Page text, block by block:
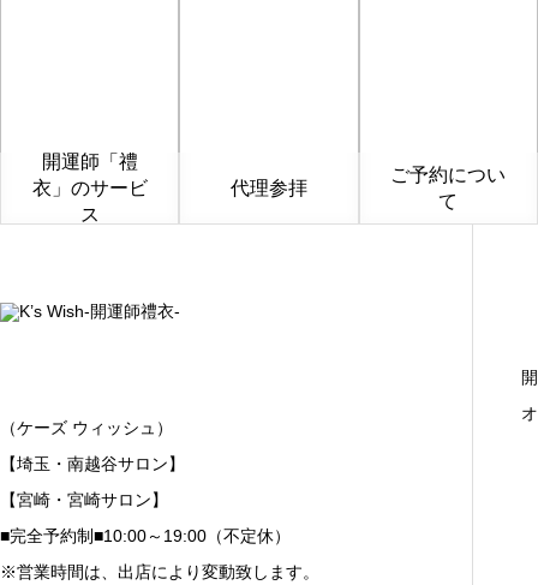
開運師「禮
衣」のサービ
ス
代理参拝
ご予約につい
て
（ケーズ ウィッシュ）
【埼玉・南越谷サロン】
【宮崎・宮崎サロン】
■完全予約制■10:00～19:00（不定休）
※営業時間は、出店により変動致します。